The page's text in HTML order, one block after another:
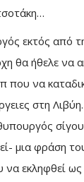
εκτός από
θα ήθελε να
να
στη
μια φράση
εκληφθεί